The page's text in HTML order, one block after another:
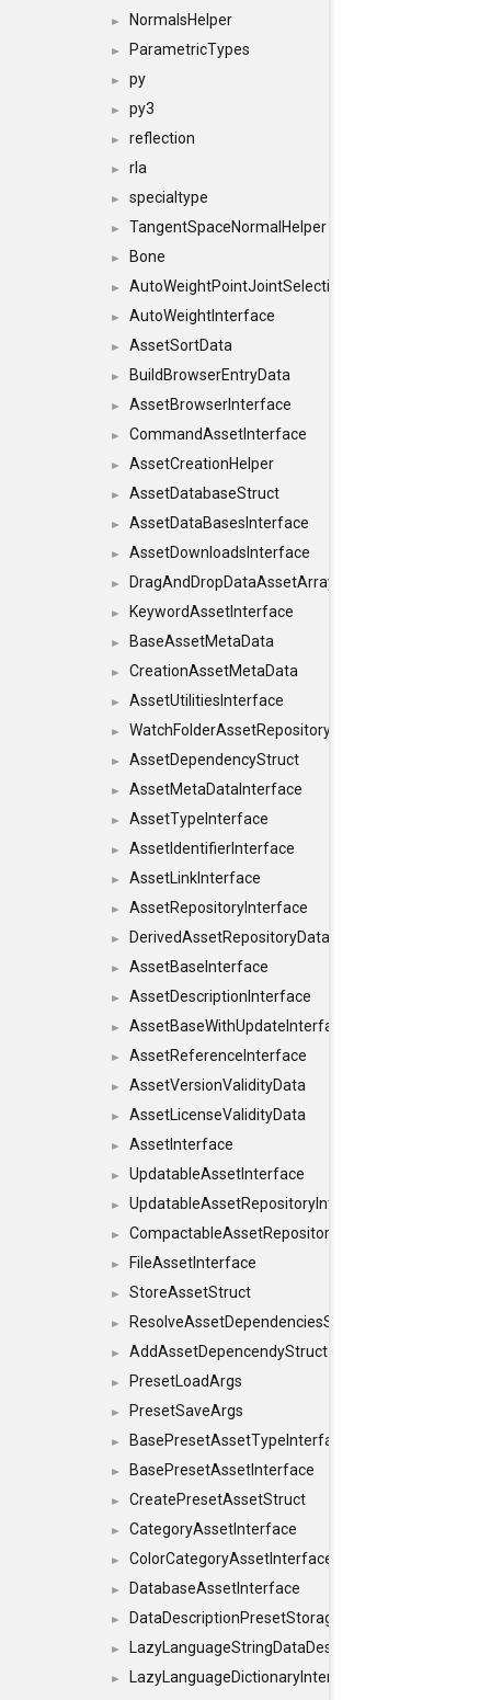
► NormalsHelper
► ParametricTypes
► py
► py3
► reflection
► rla
► specialtype
► TangentSpaceNormalHelper
► Bone
► AutoWeightPointJointSelections
► AutoWeightInterface
► AssetSortData
► BuildBrowserEntryData
► AssetBrowserInterface
► CommandAssetInterface
► AssetCreationHelper
► AssetDatabaseStruct
► AssetDataBasesInterface
► AssetDownloadsInterface
► DragAndDropDataAssetArray
► KeywordAssetInterface
► BaseAssetMetaData
► CreationAssetMetaData
► AssetUtilitiesInterface
► WatchFolderAssetRepositoryInterface
► AssetDependencyStruct
► AssetMetaDataInterface
► AssetTypeInterface
► AssetIdentifierInterface
► AssetLinkInterface
► AssetRepositoryInterface
► DerivedAssetRepositoryDataInterface
► AssetBaseInterface
► AssetDescriptionInterface
► AssetBaseWithUpdateInterface
► AssetReferenceInterface
► AssetVersionValidityData
► AssetLicenseValidityData
► AssetInterface
► UpdatableAssetInterface
► UpdatableAssetRepositoryInterface
► CompactableAssetRepositoryInterface
► FileAssetInterface
► StoreAssetStruct
► ResolveAssetDependenciesStruct
► AddAssetDepencendyStruct
► PresetLoadArgs
► PresetSaveArgs
► BasePresetAssetTypeInterface
► BasePresetAssetInterface
► CreatePresetAssetStruct
► CategoryAssetInterface
► ColorCategoryAssetInterface
► DatabaseAssetInterface
► DataDescriptionPresetStorageInterface
►
►
LazyLanguageDictionaryInterface